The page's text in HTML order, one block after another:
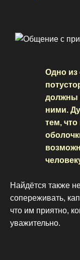
Одно из
должны
ними.
тем,
Найдётся также
сопереживать,
что им приятно,
уважительно.